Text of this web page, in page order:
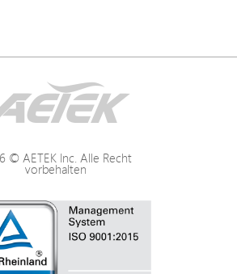
© AETEK Inc. Alle Recht
vorbehalten